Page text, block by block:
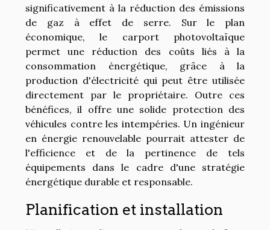
significativement à la réduction des émissions
de gaz à effet de serre. Sur le plan
économique, le carport photovoltaïque
permet une réduction des coûts liés à la
consommation énergétique, grâce à la
production d'électricité qui peut être utilisée
directement par le propriétaire. Outre ces
bénéfices, il offre une solide protection des
véhicules contre les intempéries. Un ingénieur
en énergie renouvelable pourrait attester de
l'efficience et de la pertinence de tels
équipements dans le cadre d'une stratégie
énergétique durable et responsable.
Planification et installation